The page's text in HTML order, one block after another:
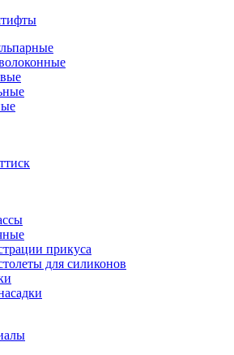
прикуса
для силиконов